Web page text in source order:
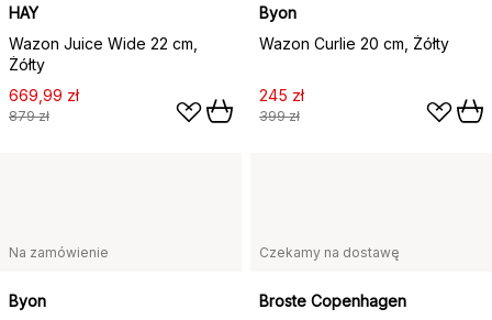
HAY
Wazon Juice Wide 22 cm,
Żółty
669,99 zł
879 zł
Byon
Wazon Curlie 20 cm, Żółty
245 zł
399 zł
Na zamówienie
Byon
Czekamy na dostawę
Broste Copenhagen